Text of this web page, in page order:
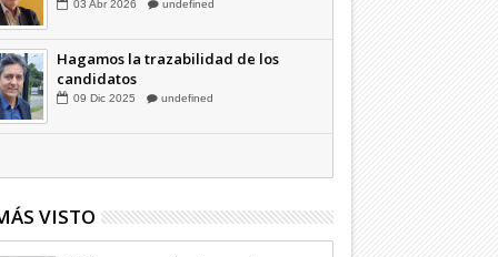
Combustibles en alza: cada uno a su
2026 undefined
Hagamos la trazabilidad de los
VISTO